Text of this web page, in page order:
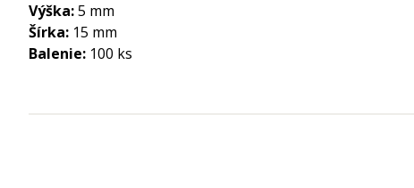
Výška:5 mm
Šírka: 15 mm
Balenie: 100 ks